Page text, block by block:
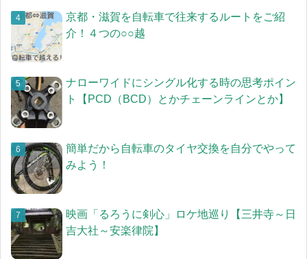
京都・滋賀を自転車で往来するルートをご紹
介！４つの○○越
ナローワイドにシングル化する時の思考ポイン
ト【PCD（BCD）とかチェーンラインとか】
簡単だから自転車のタイヤ交換を自分でやって
みよう！
映画「るろうに剣心」ロケ地巡り【三井寺～日
吉大社～安楽律院】